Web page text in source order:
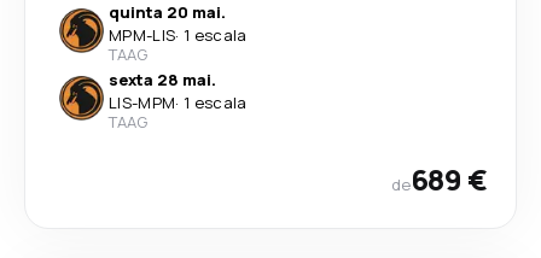
quinta 20 mai.
MPM-LIS· 1 escala
TAAG
sexta 28 mai.
LIS-MPM· 1 escala
TAAG
de689 €